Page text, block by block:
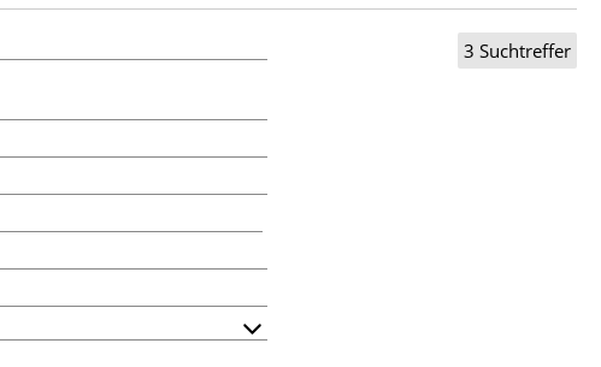
3 Suchtreffer